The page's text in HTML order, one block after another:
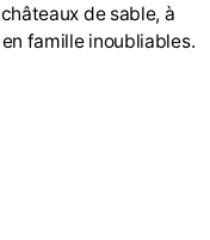
de sable, à
famille inoubliables.